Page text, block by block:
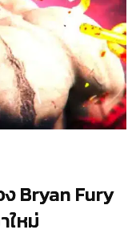
Bryan Fury
หม่